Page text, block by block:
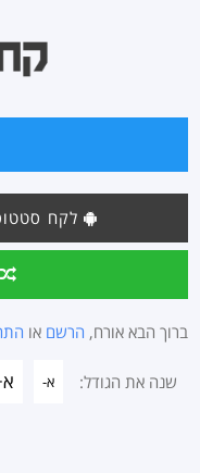
לקח
ברוך הבא אורח, הרשם או
שנה את הגודל: א-